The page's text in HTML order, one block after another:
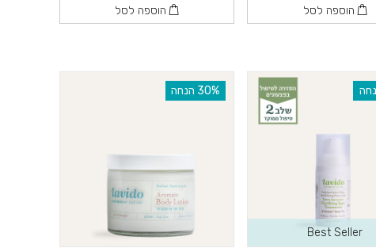
הוספה לסל הוספה לסל
Best Seller
‫30% הנחה